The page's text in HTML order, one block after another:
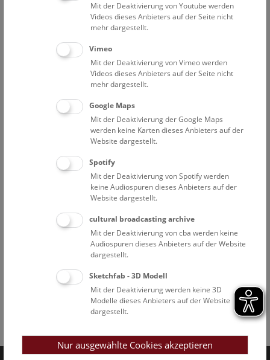
Eine Nacht im Museum
Mit der Deaktivierung von Youtube werden
Videos dieses Anbieters auf der Seite nicht
mehr dargestellt.
Vimeo
Mit der Deaktivierung von Vimeo werden
Videos dieses Anbieters auf der Seite nicht
mehr dargestellt.
Google Maps
Mit der Deaktivierung der Google Maps
werden keine Karten dieses Anbieters auf der
Website dargestellt.
Spotify
Mit der Deaktivierung von Spotify werden
keine Audiospuren dieses Anbieters auf der
Website dargestellt.
cultural broadcasting archive
Mit der Deaktivierung von cba werden keine
Audiospuren dieses Anbieters auf der Website
dargestellt.
Sketchfab - 3D Modell
Mit der Deaktivierung werden keine 3D
Modelle dieses Anbieters auf der Website
dargestellt.
Nur ausgewählte Cookies akzeptieren